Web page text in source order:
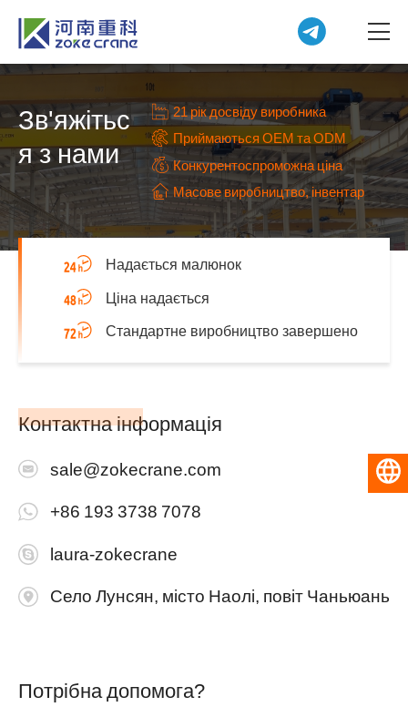
Зв'яжітьс
я з нами
21 рік досвіду виробника
Приймаються OEM та ODM
Конкурентоспроможна ціна
Масове виробництво, інвентар
Надається малюнок
Ціна надається
Стандартне виробництво завершено
Контактна інформація
sale@zokecrane.com
+86 193 3738 7078
laura-zokecrane
Село Лунсян, місто Наолі, повіт Чаньюань
Потрібна допомога?
Українська